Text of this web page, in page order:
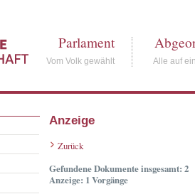
Parlament
Vom Volk gewählt Alle auf
Anzeige
Zurück
Gefundene Dokumente insgesamt: 2
Anzeige: 1 Vorgänge